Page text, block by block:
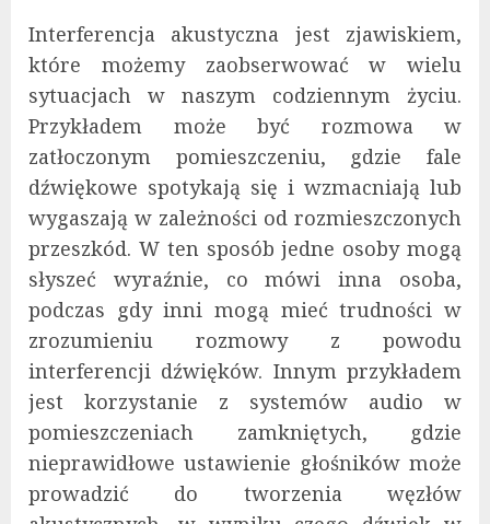
Interferencja akustyczna jest zjawiskiem,
które możemy zaobserwować w wielu
sytuacjach w naszym codziennym życiu.
Przykładem może być rozmowa w
zatłoczonym pomieszczeniu, gdzie fale
dźwiękowe spotykają się i wzmacniają lub
wygaszają w zależności od rozmieszczonych
przeszkód. W ten sposób jedne osoby mogą
słyszeć wyraźnie, co mówi inna osoba,
podczas gdy inni mogą mieć trudności w
zrozumieniu rozmowy z powodu
interferencji dźwięków. Innym przykładem
jest korzystanie z systemów audio w
pomieszczeniach zamkniętych, gdzie
nieprawidłowe ustawienie głośników może
prowadzić do tworzenia węzłów